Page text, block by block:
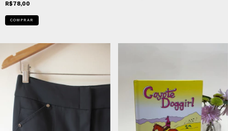
R$78,00
COMPRAR